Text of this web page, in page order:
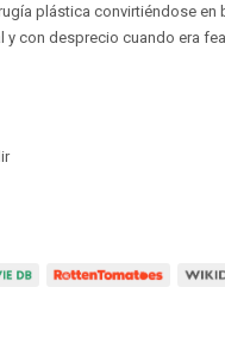
plástica convirtiéndose
y con desprecio cuando era